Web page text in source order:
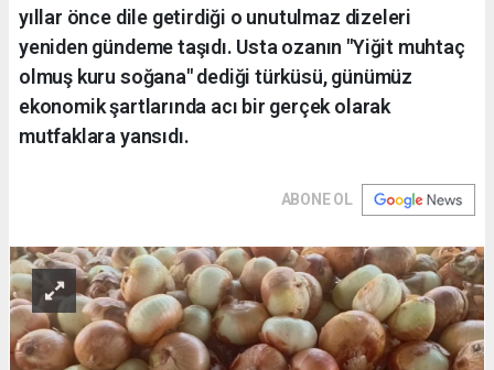
yıllar önce dile getirdiği o unutulmaz dizeleri
yeniden gündeme taşıdı. Usta ozanın "Yiğit muhtaç
olmuş kuru soğana" dediği türküsü, günümüz
ekonomik şartlarında acı bir gerçek olarak
mutfaklara yansıdı.
ABONE OL